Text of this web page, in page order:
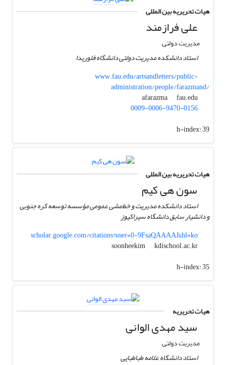
هیات تحریریه بین المللی
علی فرازمند
مدیریت دولتی
استاد دانشکده مدیریت دولتی دانشگاه فلوریدا
www.fau.edu/artsandletters/public-
administration/people/farazmand/
afarazma
fau.edu
0009-0006-9470-0156
h-index:39
هیات تحریریه بین المللی
سون هی کیم
استاد دانشکده مدیریت و خط‌مشی عمومی مؤسسه توسعه کره جنوبی
و دانشیار سابق دانشگاه سیراکیوز
scholar.google.com/citations?user=0-9FsaQAAAAJ&hl=ko
soonheekim
kdischool.ac.kr
h-index:35
هیات تحریریه
سید مهدی الوانی
مدیریت دولتی
استاد دانشگاه علامه طباطبایی